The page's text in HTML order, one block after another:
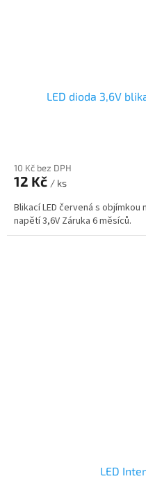
LED dioda 3,6V
10 Kč bez DPH
12 Kč / ks
Blikací LED červená s
napětí 3,6V Záruka 6 měsíců.
LED